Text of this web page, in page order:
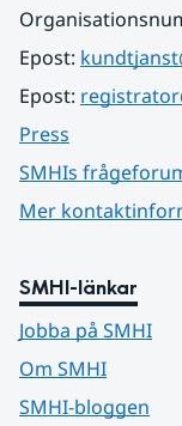
Epost:
Epost:
Press
SMHIs
Mer
SMHI-länkar
Jobba på SMHI
Om SMHI
SMHI-bloggen